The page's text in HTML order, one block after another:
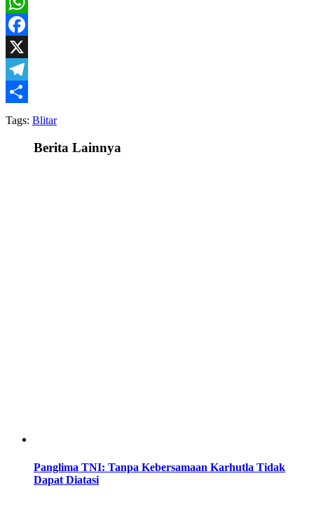
WhatsApp
Facebook
X
Telegram
Share
Tags: Blitar
Berita Lainnya
Panglima TNI: Tanpa Kebersamaan Karhutla Tidak
Dapat Diatasi